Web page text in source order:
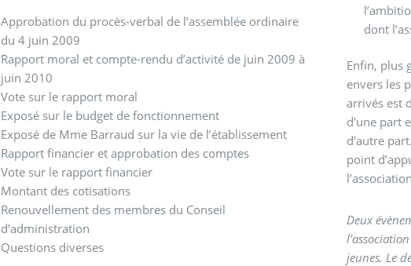
Approbation du procès-verbal de l’assemblée ordinaire
du 4 juin 2009
Rapport moral et compte-rendu d’activité de juin 2009 à
juin 2010
Vote sur le rapport moral
Exposé sur le budget de fonctionnement
Exposé de Mme Barraud sur la vie de l’établissement
Rapport financier et approbation des comptes
Vote sur le rapport financier
Montant des cotisations
Renouvellement des membres du Conseil
d’administration
Questions diverses
dont
Enfin, plus
envers les
arrivés est
d’une part
d’autre
point
Deux
jeunes. Le